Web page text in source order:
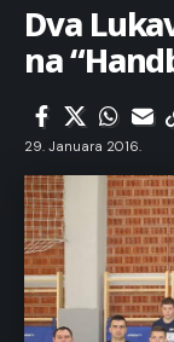
Dva
na
29. Januara 2016.